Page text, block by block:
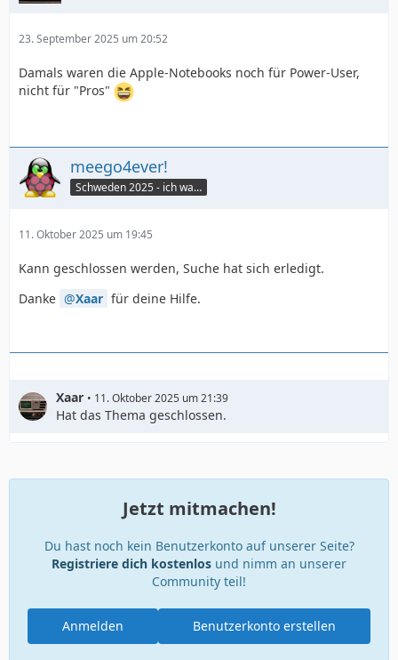
23. September 2025 um 20:52
Damals waren die Apple-Notebooks noch für Power-User,
nicht für "Pros"
meego4ever!
Schweden 2025 - ich war da :seufz:
11. Oktober 2025 um 19:45
Kann geschlossen werden, Suche hat sich erledigt.
Danke
Xaar für deine Hilfe.
Xaar 11. Oktober 2025 um 21:39
Hat das Thema geschlossen.
Jetzt mitmachen!
Du hast noch kein Benutzerkonto auf unserer Seite?
Registriere dich kostenlos und nimm an unserer
Community teil!
Benutzerkonto erstellen
Anmelden